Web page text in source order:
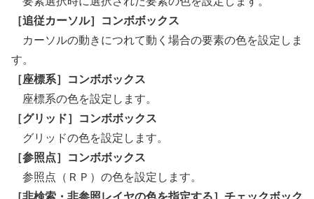
［追従カーソル］コンボボックス
カーソルの動きにつれて動く場合の要素の色を設定しま
す。
［座標系］コンボボックス
座標系の色を設定します。
［グリッド］コンボボックス
グリッドの色を設定します。
［参照点］コンボボックス
参照点（ＲＰ）の色を設定します。
［非検索・非参照レイヤの色を指定する］チェックボック